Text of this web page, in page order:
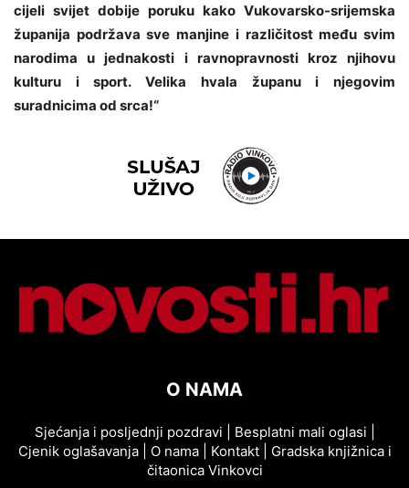
cijeli svijet dobije poruku kako Vukovarsko-srijemska
županija podržava sve manjine i različitost među svim
narodima u jednakosti i ravnopravnosti kroz njihovu
kulturu i sport. Velika hvala županu i njegovim
suradnicima od srca!“
O NAMA
Sjećanja i posljednji pozdravi Besplatni mali oglasi
Cjenik oglašavanja| O nama| Kontakt| Gradska knjižnica i
čitaonica Vinkovci